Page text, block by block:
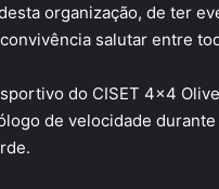
organização, de ter
salutar entre
do CISET 4×4
de velocidade durante